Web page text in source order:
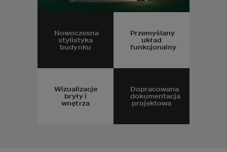
Nowoczesna
stylistyka
budynku
Przemyślany
układ
funkcjonalny
Wizualizacje
bryły i
wnętrza
Dopracowana
dokumentacja
projektowa